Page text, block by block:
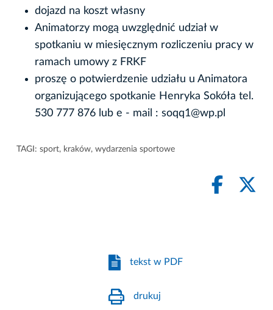
dojazd na koszt własny
Animatorzy mogą uwzględnić udział w
spotkaniu w miesięcznym rozliczeniu pracy w
ramach umowy z FRKF
proszę o potwierdzenie udziału u Animatora
organizującego spotkanie Henryka Sokóła tel.
530 777 876 lub e - mail : soqq1@wp.pl
TAGI: sport, kraków, wydarzenia sportowe
tekst w PDF
drukuj